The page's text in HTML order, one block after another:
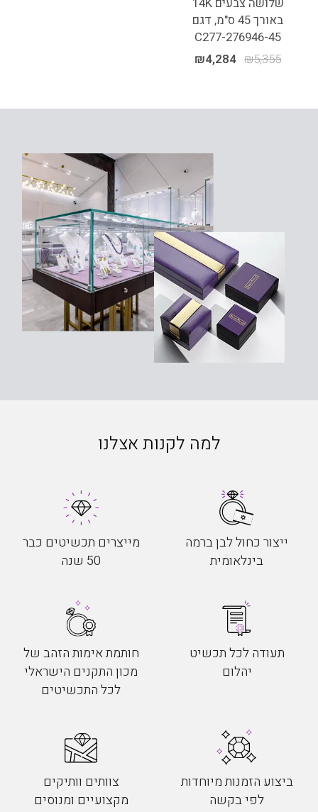
באורך 45 ס"מ, דגם
C277-276946-45
₪5,355
₪4,284
למה לקנות אצלנו
ייצור כחול לבן ברמה
בינלאומית
מייצרים תכשיטים כבר
50 שנה
תעודה לכל תכשיט
יהלום
חותמת אימות הזהב של
מכון התקנים הישראלי
לכל התכשיטים
ביצוע הזמנות מיוחדות
לפי בקשה
צוותים וותיקים
מקצועיים ומנוסים